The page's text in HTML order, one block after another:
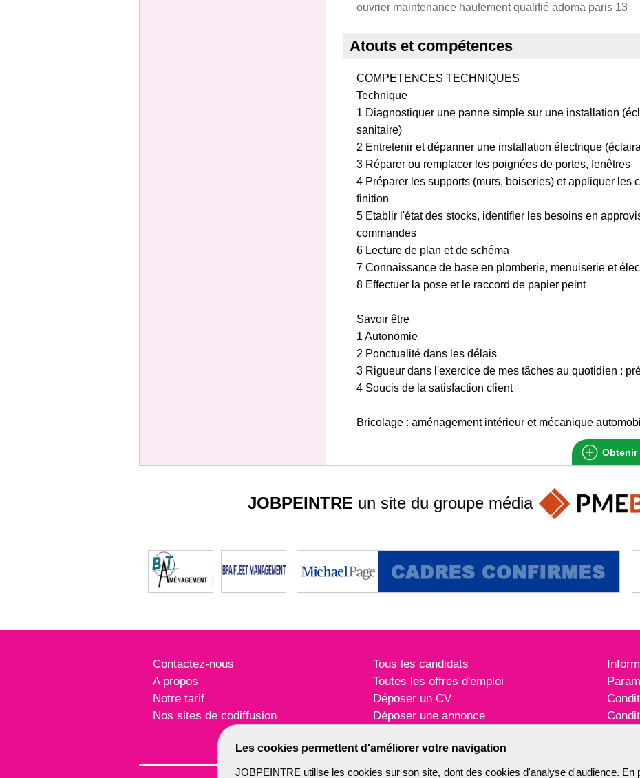
ouvrier maintenance hautement qualifié adoma paris 13
Atouts et compétences
COMPETENCES TECHNIQUES
Technique
1 Diagnostiquer une panne simple sur une installation
sanitaire)
2 Entretenir et dépanner une installation électrique
3 Réparer ou remplacer les poignées de portes, fenêtres
4 Préparer les supports (murs, boiseries) et appliquer les
finition
5 Etablir l'état des stocks, identifier les besoins en
commandes
6 Lecture de plan et de schéma
7 Connaissance de base en plomberie, menuiserie et
8 Effectuer la pose et le raccord de papier peint
Savoir être
1 Autonomie
2 Ponctualité dans les délais
3 Rigueur dans l'exercice de mes tâches au quotidien :
4 Soucis de la satisfaction client
Bricolage : aménagement intérieur et mécanique
Obtenir
Les cookies permettent d'améliorer votre navigation
JOBPEINTRE utilise les cookies sur son site, dont des cookies d'analyse d'audience. En
JOBPEINTRE un site du groupe média
Contactez-nous
A propos
Notre tarif
Nos sites de codiffusion
Tous les candidats
Toutes les offres d'emploi
Déposer un CV
Déposer une annonce